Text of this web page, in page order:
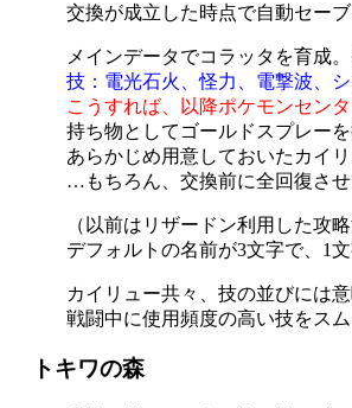
交換が成立した時点で自動セー
メインデータでコラッタを育成
技：電光石火、怪力、電撃波、
こうすれば、以降ポケモンセン
持ち物としてゴールドスプレー
あらかじめ用意しておいたカイ
…もちろん、交換前に全回復させ
（以前はリザードン利用した攻
デフォルトの名前が3文字で、1
カイリュー共々、技の並びには意
戦闘中に使用頻度の高い技をス
トキワの森